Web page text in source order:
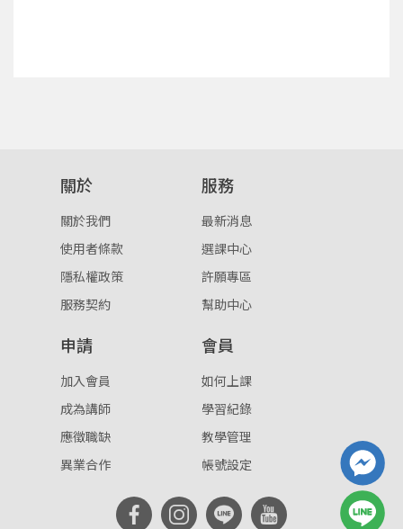
註冊
。
關於
關於我們
使用者條款
隱私權政策
服務契約
服務
最新消息
選課中心
許願專區
幫助中心
申請
加入會員
成為講師
應徵職缺
異業合作
會員
如何上課
學習紀錄
教學管理
帳號設定